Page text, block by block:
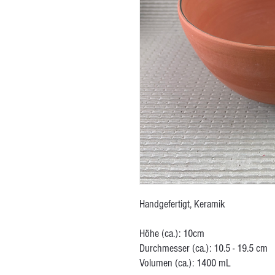
Handgefertigt, Keramik
Höhe (ca.): 10cm
Durchmesser (ca.): 10.5 - 19.5 cm
Volumen (ca.): 1400 mL